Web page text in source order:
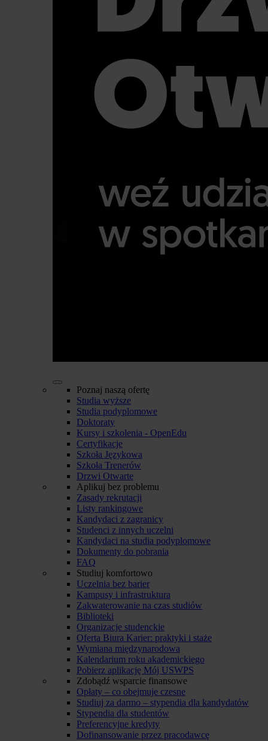
Poznaj naszą ofertę
Studia wyższe
Studia podyplomowe
Doktoraty
Kursy i szkolenia - OpenEdu
Certyfikacje
Szkoła Językowa
Szkoła Trenerów
Drzwi Otwarte
Aplikuj bez problemu
Zasady rekrutacji
Listy rankingowe
Kandydaci z zagranicy
Studenci z innych uczelni
Kandydaci na studia podyplomowe
Dokumenty do pobrania
FAQ
Studiuj komfortowo
Uczelnia bez barier
Kampusy i infrastruktura
Zakwaterowanie na czas studiów
Biblioteki
Organizacje studenckie
Oferta Biura Karier: praktyki i staże
Wymiana międzynarodowa
Kalendarium roku akademickiego
Pobierz aplikację Mój USWPS
Zdobądź wsparcie finansowe
Opłaty – co obejmuje czesne
Studiuj za darmo – stypendia dla kandydatów
Stypendia dla studentów
Preferencyjne kredyty
Dofinansowanie przez pracodawcę